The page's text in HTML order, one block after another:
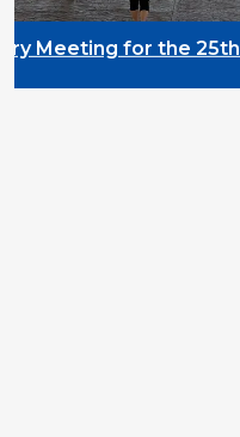
University